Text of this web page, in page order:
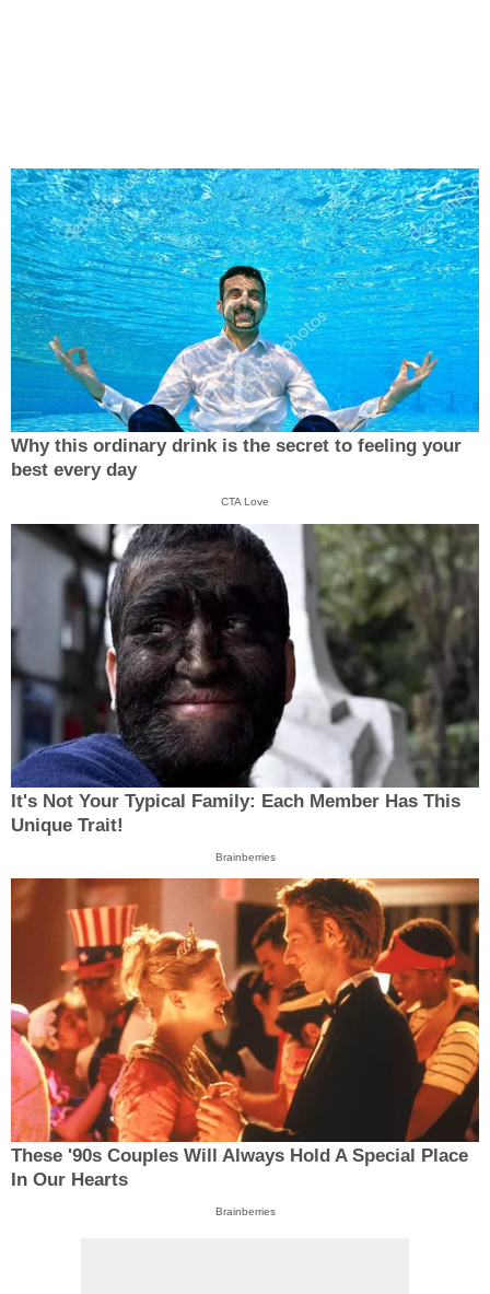
Why this ordinary drink is the secret to feeling your
best every day
CTA Love
It's Not Your Typical Family: Each Member Has This
Unique Trait!
Brainberries
These '90s Couples Will Always Hold A Special Place
In Our Hearts
Brainberries